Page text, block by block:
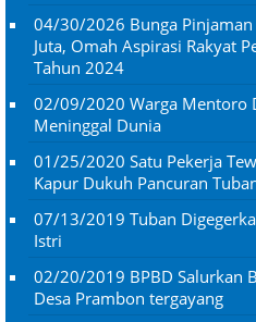
04/30/2026 Bunga
Juta, Omah Aspirasi Rakyat
Tahun 2024
02/09/2020 Warga Mentoro
Meninggal Dunia
01/25/2020 Satu Pekerja
Kapur Dukuh Pancuran
07/13/2019 Tuban
Istri
02/20/2019 BPBD Salurkan
Desa Prambon tergayang